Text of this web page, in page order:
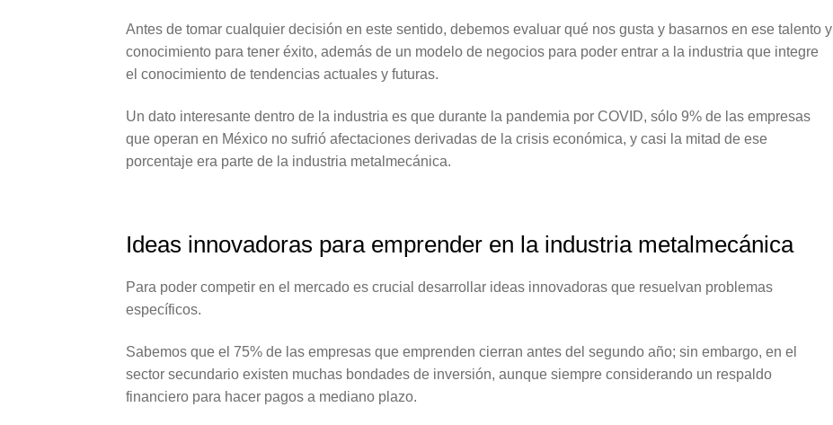
Antes de tomar cualquier decisión en este sentido, debemos evaluar qué nos gusta y basarnos en ese talento y
conocimiento para tener éxito, además de un modelo de negocios para poder entrar a la industria que integre
el conocimiento de tendencias actuales y futuras.
Un dato interesante dentro de la industria es que durante la pandemia por COVID, sólo 9% de las empresas
que operan en México no sufrió afectaciones derivadas de la crisis económica, y casi la mitad de ese
porcentaje era parte de la industria metalmecánica.
Ideas innovadoras para emprender en la industria metalmecánica
Para poder competir en el mercado es crucial desarrollar ideas innovadoras que resuelvan problemas
específicos.
Sabemos que el 75% de las empresas que emprenden cierran antes del segundo año; sin embargo, en el
sector secundario existen muchas bondades de inversión, aunque siempre considerando un respaldo
financiero para hacer pagos a mediano plazo.